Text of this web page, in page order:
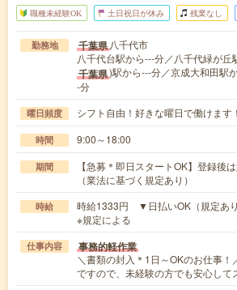
職種未経験OK 土日祝日が休み 残業なし
勤務地 千葉県 八千代市
八千代台駅から---分／八千代緑が丘
千葉県)駅から---分／京成大和田駅
-分
曜日頻度 シフト自由！好きな曜日で働けます！
時間 9:00～18:00
期間
【急募＊即日スタートOK】登録後
（業法に基づく規定あり）
時給
時給1333円 ▼日払いOK（規定あ
※規定による
仕事内容 事務的軽作業
＼書類の封入＊1日～OKのお仕事！
ですので、未経験の方でも安心し